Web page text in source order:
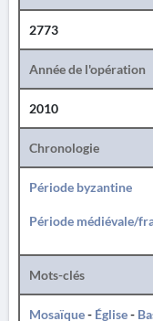
2773
Année de l'opération
2010
Chronologie
Période byzantine
Période médiévale/
Mots-clés
Mosaïque- Église-